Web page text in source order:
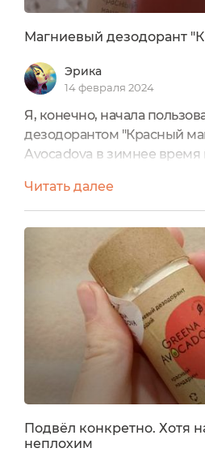
Магниевый дезодорант
Эрика
14 февраля 2024
Я, конечно, начала
дезодорантом "Красный
Avocadova в зимнее время
воспользоваться и в
который можно устроить
проверку. Но на данный
стойко, уверенно защищая
неприятного запаха пота,
выделяемого пота, как
Читать далее
Подвёл конкретно. Хотя
неплохим